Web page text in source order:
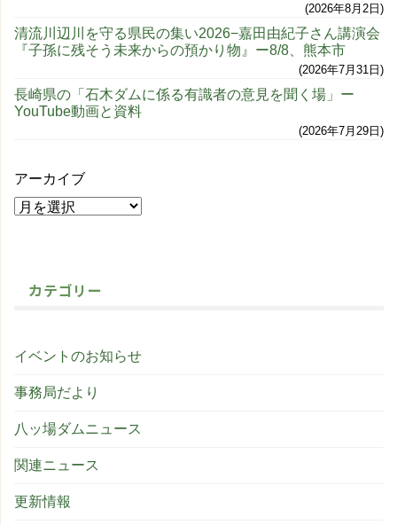
2026年8月2日
清流川辺川を守る県民の集い2026−嘉田由紀子さん講演会
『子孫に残そう未来からの預かり物』ー8/8、熊本市
2026年7月31日
長崎県の「石木ダムに係る有識者の意見を聞く場」ー
YouTube動画と資料
2026年7月29日
アーカイブ
カテゴリー
イベントのお知らせ
事務局だより
八ッ場ダムニュース
関連ニュース
更新情報